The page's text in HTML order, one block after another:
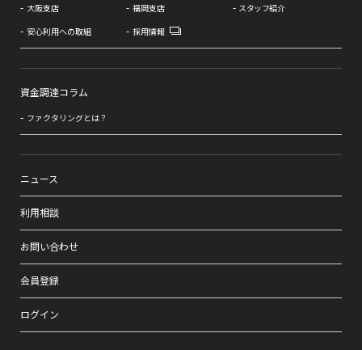
大阪支店
福岡支店
スタッフ紹介
安心利用への取組
採用情報
資金調達コラム
ファクタリングとは？
ニュース
利用相談
お問い合わせ
会員登録
ログイン